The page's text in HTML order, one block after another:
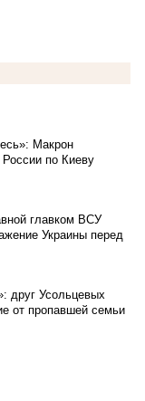
Макрон
России по Киеву
главком ВСУ
Украины перед
друг Усольцевых
от пропавшей семьи